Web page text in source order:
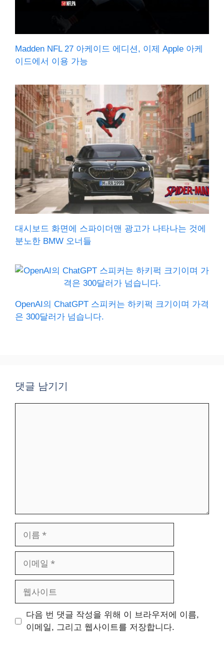
Madden NFL 27 아케이드 에디션, 이제 Apple 아케
이드에서 이용 가능
대시보드 화면에 스파이더맨 광고가 나타나는 것에
분노한 BMW 오너들
OpenAI의 ChatGPT 스피커는 하키퍽 크기이며 가격
은 300달러가 넘습니다.
댓글 남기기
일
트
다음 번 댓글 작성을 위해 이 브라우저에 이름,
이메일, 그리고 웹사이트를 저장합니다.